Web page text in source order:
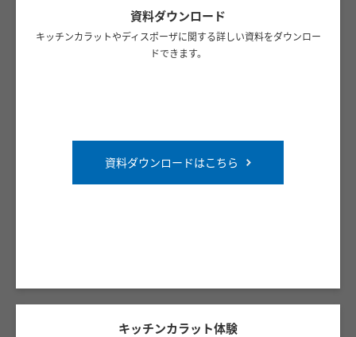
資料ダウンロード
キッチンカラットやディスポーザに関する詳しい資料をダウンロー
ドできます。
資料ダウンロードはこちら
キッチンカラット体験